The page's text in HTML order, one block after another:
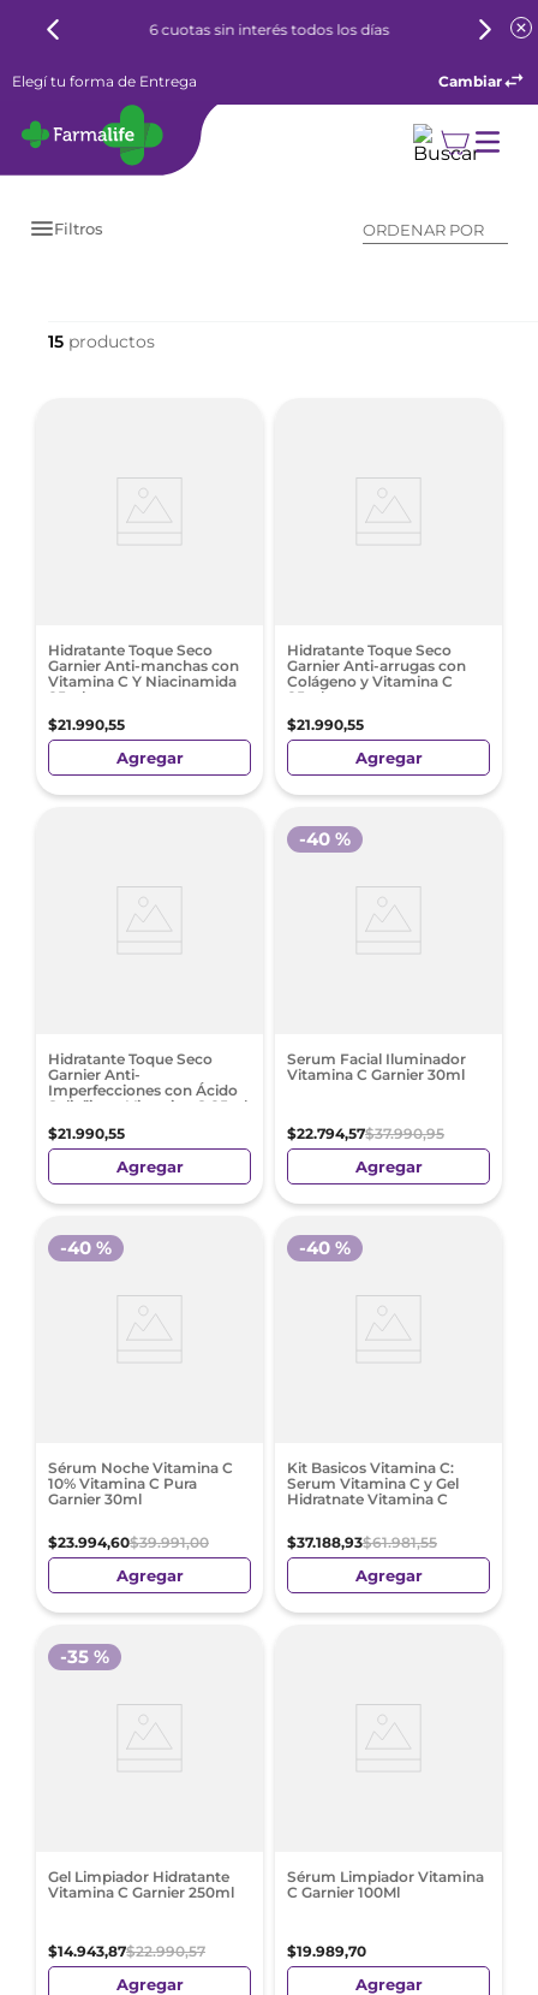
6 cuotas sin interés todos los días
Elegí tu forma de Entrega Cambiar
Filtros ORDENAR POR
15
Hidratante Toque Seco
Garnier Anti-manchas con
Vitamina C Y Niacinamida
85ml
$21.990,55
Agregar
Hidratante Toque Seco
Garnier Anti-arrugas con
Colágeno y Vitamina C
85ml
$21.990,55
Agregar
Hidratante Toque Seco
Garnier Anti-
Imperfecciones con Ácido
Salicílico y Vitamina C 85ml
$21.990,55
Agregar
Serum Facial Iluminador
Vitamina C Garnier 30ml
$22.794,57$37.990,95
-40 %
Agregar
Sérum Noche Vitamina C
10% Vitamina C Pura
Garnier 30ml
$23.994,60$39.991,00
-40 %
Agregar
Kit Basicos Vitamina C:
Serum Vitamina C y Gel
Hidratnate Vitamina C
$37.188,93$61.981,55
-40 %
Agregar
Gel Limpiador Hidratante
Vitamina C Garnier 250ml
$14.943,87$22.990,57
-35 %
Agregar
Sérum Limpiador Vitamina
C Garnier 100Ml
$19.989,70
Agregar